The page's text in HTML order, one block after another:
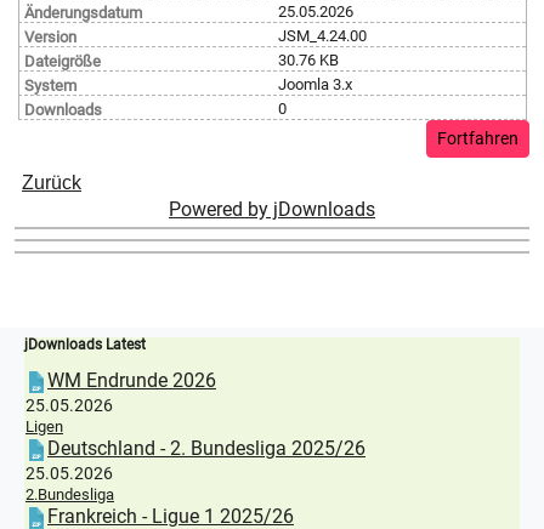
Änderungsdatum
25.05.2026
Version
JSM_4.24.00
Dateigröße
30.76 KB
System
Joomla 3.x
Downloads
0
Zurück
Powered by jDownloads
jDownloads Latest
WM Endrunde 2026
25.05.2026
Ligen
Deutschland - 2. Bundesliga 2025/26
25.05.2026
2.Bundesliga
Frankreich - Ligue 1 2025/26